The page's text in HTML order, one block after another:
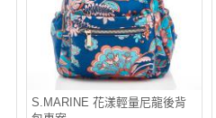
S.MARINE 花漾輕量尼龍後背